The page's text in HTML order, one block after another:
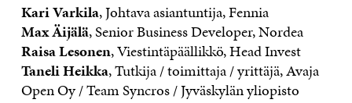
Kari Varkila, Johtava asiantuntija, Fennia
Max Äijälä, Senior Business Developer, Nordea
Raisa Lesonen, Viestintäpäällikkö, Head Invest
Taneli Heikka, Tutkija / toimittaja / yrittäjä, Avaja
Open Oy / Team Syncros / Jyväskylän yliopisto